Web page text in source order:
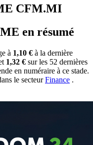
CFM.MI
en résumé
à 1,10 € à la dernière
1,32 € sur les 52 dernières
en numéraire à ce stade.
le secteurFinance .